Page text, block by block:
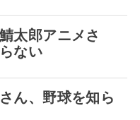
太郎アニメさ
ない
ん、野球を知ら